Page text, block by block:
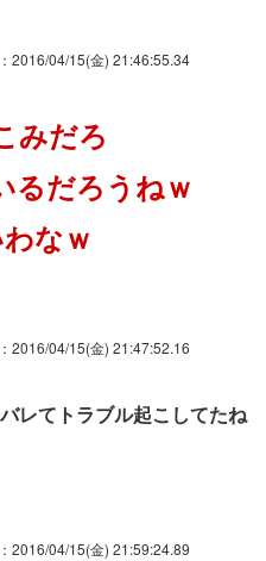
：2016/04/15(金) 21:46:55.34
みだろ
るだろうねｗ
なｗ
：2016/04/15(金) 21:47:52.16
レてトラブル起こしてたね
：2016/04/15(金) 21:59:24.89